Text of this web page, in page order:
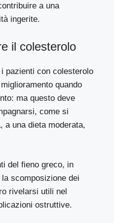
a una
ingerite.
il colesterolo
i pazienti con colesterolo
quando
ma questo deve
come si
a una dieta moderata,
del fieno greco, in
scomposizione dei
rivelarsi utili nel
ostruttive.